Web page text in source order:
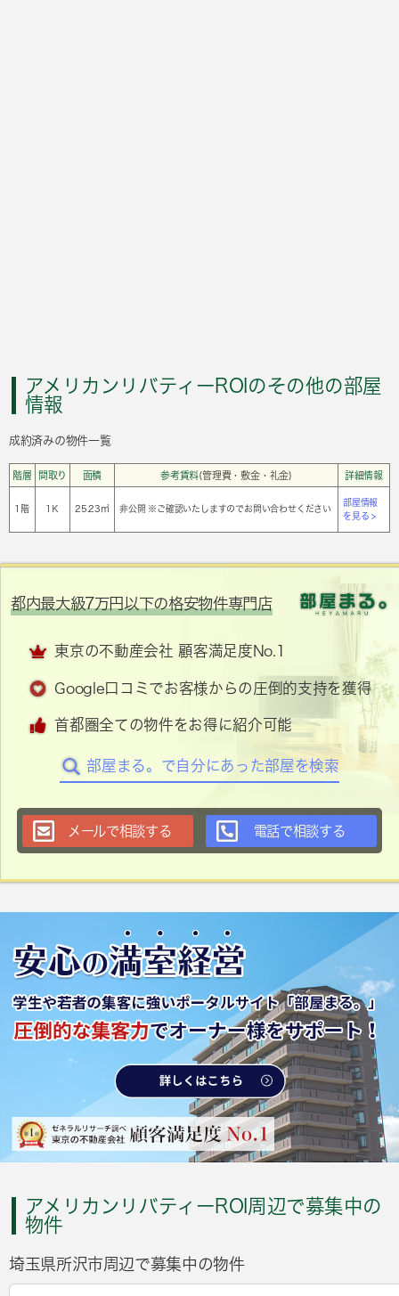
アメリカンリバティーROIのその他の部屋
情報
成約済みの物件一覧
階層 間取り 面積 参考賃料(管理費・敷金・礼金) 詳細情報
1階 1Ｋ 25.23㎡ 非公開 ※ご確認いたしますのでお問い合わせください
部屋情報
を見る >
都内最大級7万円以下の格安物件専門店
東京の不動産会社 顧客満足度No.1
Google口コミでお客様からの圧倒的支持を獲得
首都圏全ての物件をお得に紹介可能
部屋まる。で自分にあった部屋を検索
メールで相談する 電話で相談する
アメリカンリバティーROI周辺で募集中の
物件
埼玉県所沢市周辺で募集中の物件